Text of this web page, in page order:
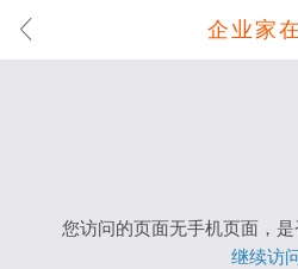
企业家
您访问的页面无手机页面，
继续访